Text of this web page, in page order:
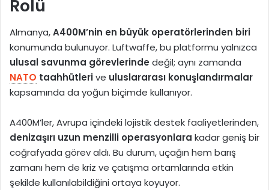
Rolü
Almanya,A400M’nin en büyük operatörlerinden biri
konumunda bulunuyor. Luftwaffe, bu platformu yalnızca
ulusal savunma görevlerindedeğil; aynı zamanda
NATO taahhütlerive uluslararası konuşlandırmalar
kapsamında da yoğun biçimde kullanıyor.
A400M’ler, Avrupa içindeki lojistik destek faaliyetlerinden,
denizaşırı uzun menzilli operasyonlara kadar geniş bir
coğrafyada görev aldı. Bu durum, uçağın hem barış
zamanı hem de kriz ve çatışma ortamlarında etkin
şekilde kullanılabildiğini ortaya koyuyor.